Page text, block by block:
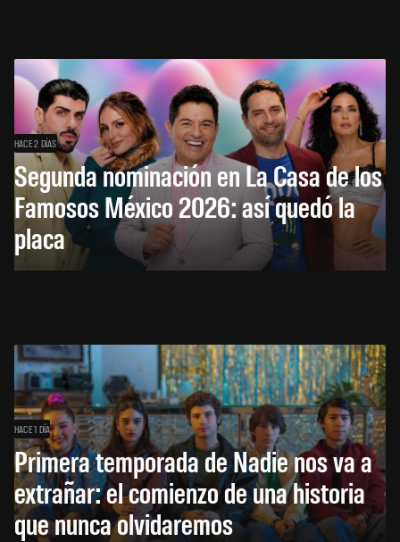
HACE 2 DÍAS
Segunda nominación en La Casa de los
Famosos México 2026: así quedó la
placa
HACE 1 DÍA
Primera temporada de Nadie nos va a
extrañar: el comienzo de una historia
que nunca olvidaremos